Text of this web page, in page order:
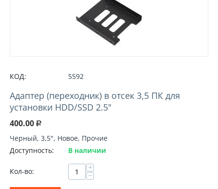
КОД: 5592
Адаптер (переходник) в отсек 3,5 ПК для
установки HDD/SSD 2.5"
400.00 Р
Черный, 3,5", Новое, Прочие
Доступность:
В наличии
Кол-во: +
−